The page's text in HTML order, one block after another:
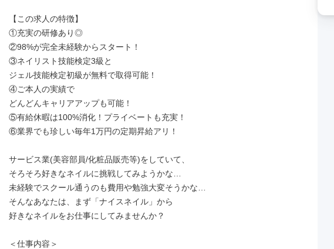
【この求人の特徴】
①充実の研修あり◎
②98%が完全未経験からスタート！
③ネイリスト技能検定3級と
ジェル技能検定初級が無料で取得可能！
④ご本人の実績で
どんどんキャリアアップも可能！
⑤有給休暇は100%消化！プライベートも充実！
⑥業界でも珍しい毎年1万円の定期昇給アリ！
サービス業(美容部員/化粧品販売等)をしていて、
そろそろ好きなネイルに挑戦してみようかな…
未経験でスクール通うのも費用や勉強大変そうかな…
そんなあなたは、まず「ナイスネイル」から
好きなネイルをお仕事にしてみませんか？
＜仕事内容＞